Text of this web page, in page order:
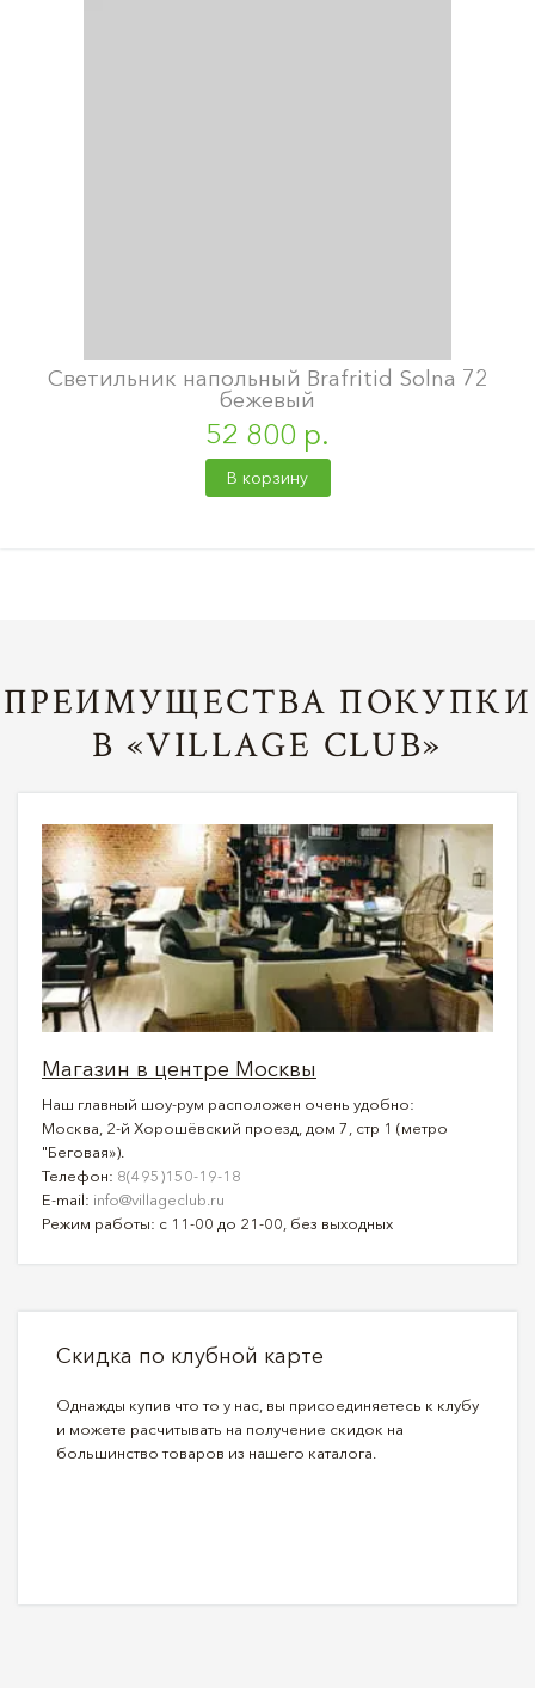
Светильник напольный Brafritid Solna 72
бежевый
52 800 р.
В корзину
ПРЕИМУЩЕСТВА ПОКУПКИ
В «VILLAGE CLUB»
Магазин в центре Москвы
Наш главный шоу-рум расположен очень удобно:
Москва, 2-й Хорошёвский проезд, дом 7, стр 1 (метро
"Беговая»).
Телефон: 8(495)150-19-18
E-mail: info@villageclub.ru
Режим работы: с 11-00 до 21-00, без выходных
Скидка по клубной карте
Однажды купив что то у нас, вы присоединяетесь к клубу
и можете расчитывать на получение скидок на
большинство товаров из нашего каталога.